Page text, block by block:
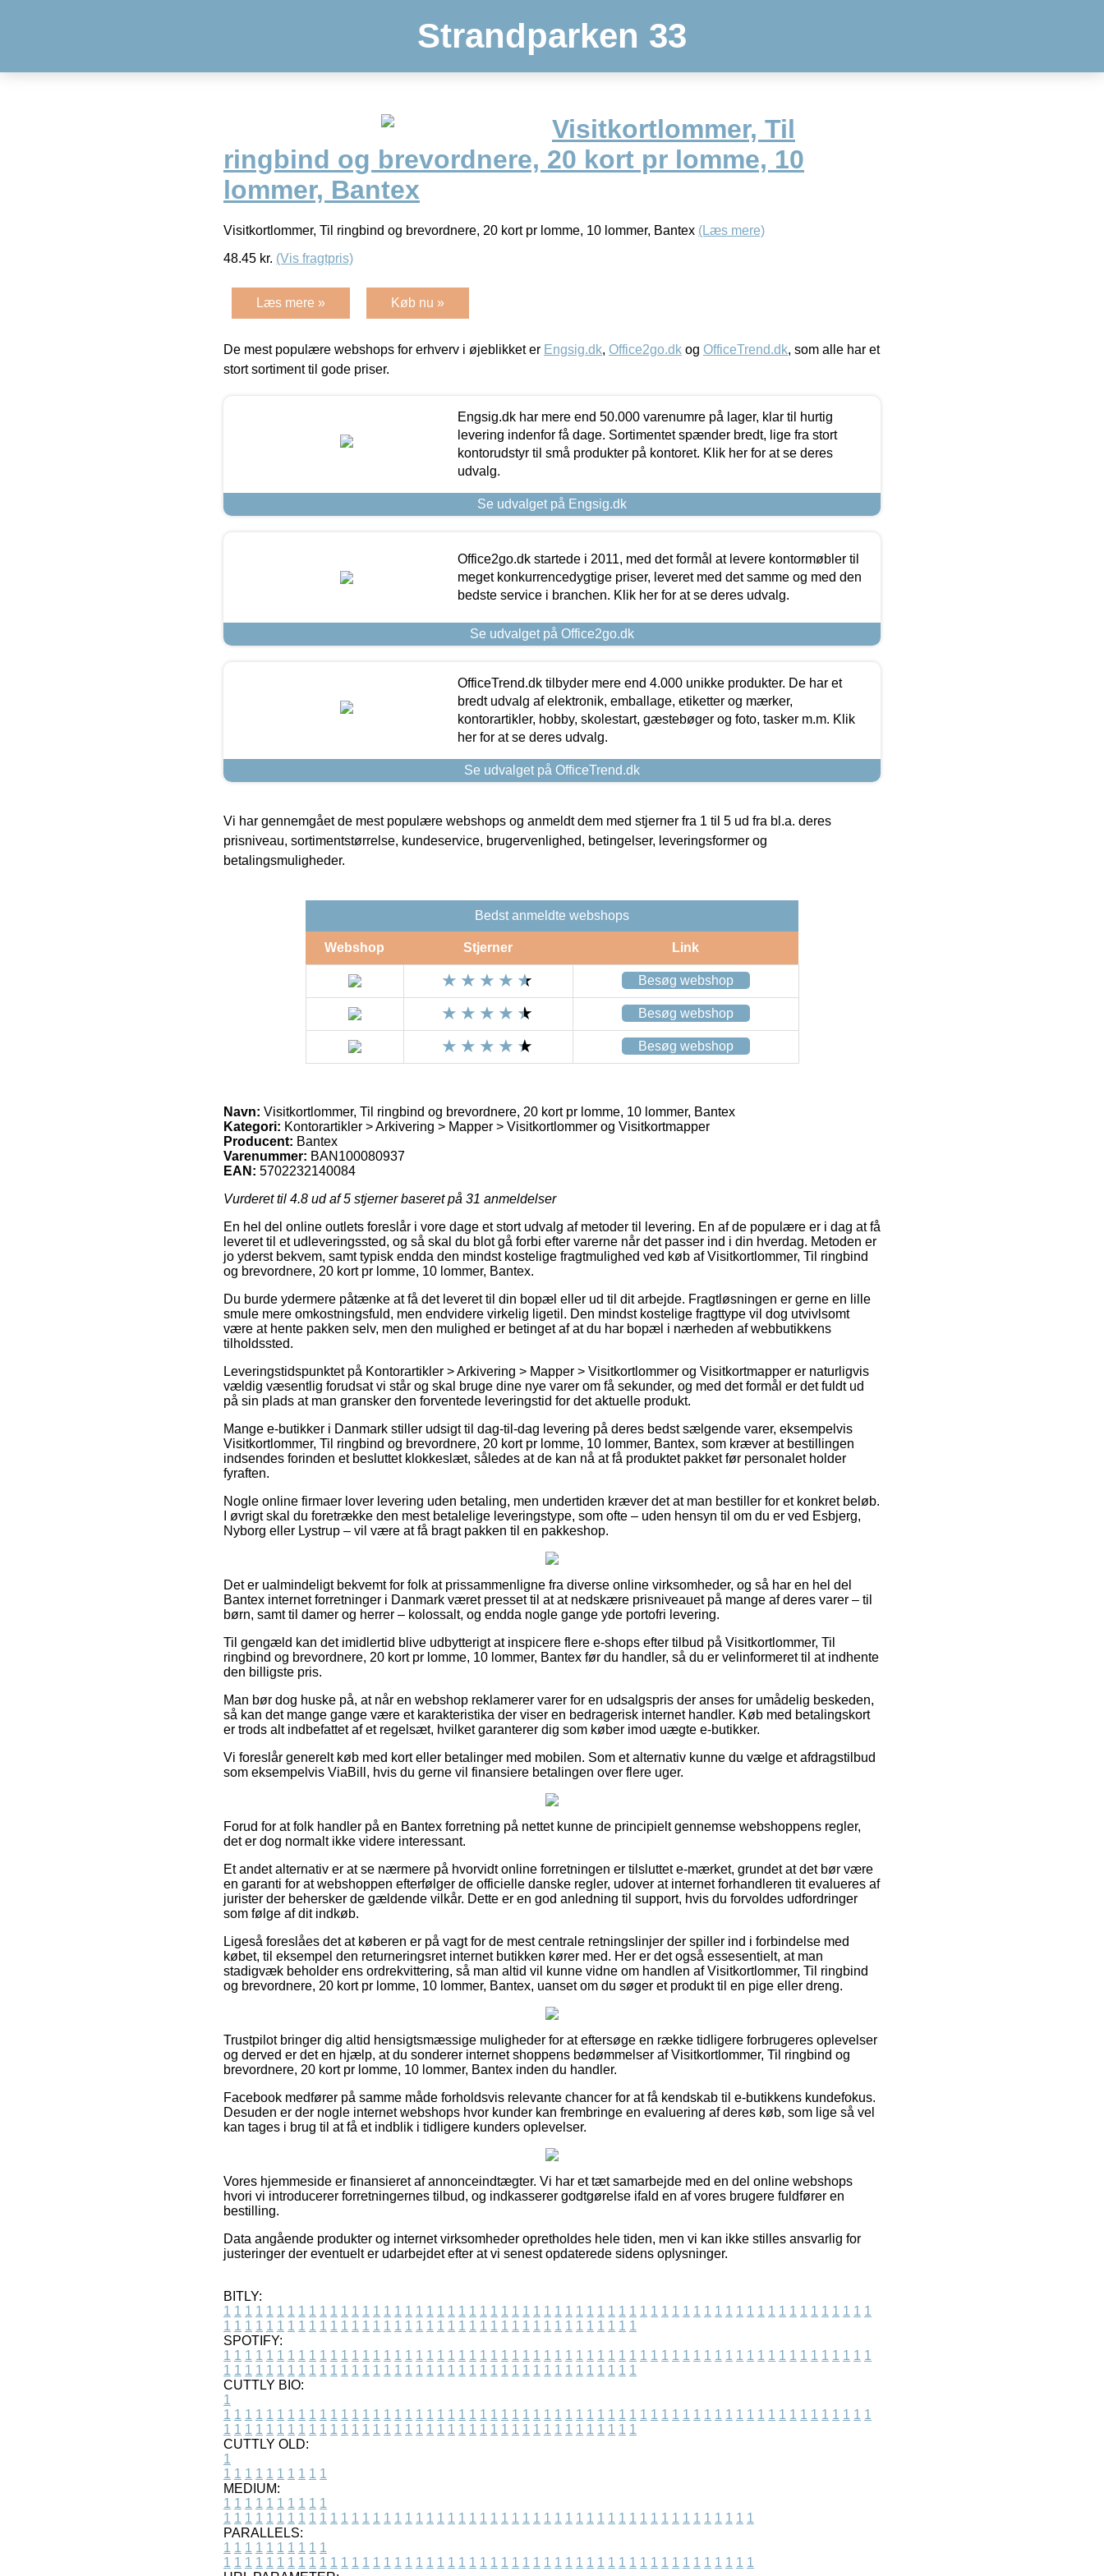
Strandparken 33
Visitkortlommer, Til
ringbind og brevordnere, 20 kort pr lomme, 10
lommer, Bantex
Visitkortlommer, Til ringbind og brevordnere, 20 kort pr lomme, 10 lommer, Bantex (Læs mere)
48.45 kr. (Vis fragtpris)
Læs mere » Køb nu »
De mest populære webshops for erhverv i øjeblikket er Engsig.dk, Office2go.dk og OfficeTrend.dk, som alle har et
stort sortiment til gode priser.
Engsig.dk har mere end 50.000 varenumre på lager, klar til hurtig
levering indenfor få dage. Sortimentet spænder bredt, lige fra stort
kontorudstyr til små produkter på kontoret. Klik her for at se deres
udvalg.
Se udvalget på Engsig.dk
Office2go.dk startede i 2011, med det formål at levere kontormøbler til
meget konkurrencedygtige priser, leveret med det samme og med den
bedste service i branchen. Klik her for at se deres udvalg.
Se udvalget på Office2go.dk
OfficeTrend.dk tilbyder mere end 4.000 unikke produkter. De har et
bredt udvalg af elektronik, emballage, etiketter og mærker,
kontorartikler, hobby, skolestart, gæstebøger og foto, tasker m.m. Klik
her for at se deres udvalg.
Se udvalget på OfficeTrend.dk
Vi har gennemgået de mest populære webshops og anmeldt dem med stjerner fra 1 til 5 ud fra bl.a. deres
prisniveau, sortimentstørrelse, kundeservice, brugervenlighed, betingelser, leveringsformer og
betalingsmuligheder.
Bedst anmeldte webshops
Webshop Stjerner Link
Besøg webshop
Besøg webshop
Besøg webshop
Navn: Visitkortlommer, Til ringbind og brevordnere, 20 kort pr lomme, 10 lommer, Bantex
Kategori: Kontorartikler > Arkivering > Mapper > Visitkortlommer og Visitkortmapper
Producent: Bantex
Varenummer: BAN100080937
EAN: 5702232140084
Vurderet til 4.8 ud af 5 stjerner baseret på 31 anmeldelser
En hel del online outlets foreslår i vore dage et stort udvalg af metoder til levering. En af de populære er i dag at få
leveret til et udleveringssted, og så skal du blot gå forbi efter varerne når det passer ind i din hverdag. Metoden er
jo yderst bekvem, samt typisk endda den mindst kostelige fragtmulighed ved køb af Visitkortlommer, Til ringbind
og brevordnere, 20 kort pr lomme, 10 lommer, Bantex.
Du burde ydermere påtænke at få det leveret til din bopæl eller ud til dit arbejde. Fragtløsningen er gerne en lille
smule mere omkostningsfuld, men endvidere virkelig ligetil. Den mindst kostelige fragttype vil dog utvivlsomt
være at hente pakken selv, men den mulighed er betinget af at du har bopæl i nærheden af webbutikkens
tilholdssted.
Leveringstidspunktet på Kontorartikler > Arkivering > Mapper > Visitkortlommer og Visitkortmapper er naturligvis
vældig væsentlig forudsat vi står og skal bruge dine nye varer om få sekunder, og med det formål er det fuldt ud
på sin plads at man gransker den forventede leveringstid for det aktuelle produkt.
Mange e-butikker i Danmark stiller udsigt til dag-til-dag levering på deres bedst sælgende varer, eksempelvis
Visitkortlommer, Til ringbind og brevordnere, 20 kort pr lomme, 10 lommer, Bantex, som kræver at bestillingen
indsendes forinden et besluttet klokkeslæt, således at de kan nå at få produktet pakket før personalet holder
fyraften.
Nogle online firmaer lover levering uden betaling, men undertiden kræver det at man bestiller for et konkret beløb.
I øvrigt skal du foretrække den mest betalelige leveringstype, som ofte – uden hensyn til om du er ved Esbjerg,
Nyborg eller Lystrup – vil være at få bragt pakken til en pakkeshop.
Det er ualmindeligt bekvemt for folk at prissammenligne fra diverse online virksomheder, og så har en hel del
Bantex internet forretninger i Danmark været presset til at at nedskære prisniveauet på mange af deres varer – til
børn, samt til damer og herrer – kolossalt, og endda nogle gange yde portofri levering.
Til gengæld kan det imidlertid blive udbytterigt at inspicere flere e-shops efter tilbud på Visitkortlommer, Til
ringbind og brevordnere, 20 kort pr lomme, 10 lommer, Bantex før du handler, så du er velinformeret til at indhente
den billigste pris.
Man bør dog huske på, at når en webshop reklamerer varer for en udsalgspris der anses for umådelig beskeden,
så kan det mange gange være et karakteristika der viser en bedragerisk internet handler. Køb med betalingskort
er trods alt indbefattet af et regelsæt, hvilket garanterer dig som køber imod uægte e-butikker.
Vi foreslår generelt køb med kort eller betalinger med mobilen. Som et alternativ kunne du vælge et afdragstilbud
som eksempelvis ViaBill, hvis du gerne vil finansiere betalingen over flere uger.
Forud for at folk handler på en Bantex forretning på nettet kunne de principielt gennemse webshoppens regler,
det er dog normalt ikke videre interessant.
Et andet alternativ er at se nærmere på hvorvidt online forretningen er tilsluttet e-mærket, grundet at det bør være
en garanti for at webshoppen efterfølger de officielle danske regler, udover at internet forhandleren tit evalueres af
jurister der behersker de gældende vilkår. Dette er en god anledning til support, hvis du forvoldes udfordringer
som følge af dit indkøb.
Ligeså foreslåes det at køberen er på vagt for de mest centrale retningslinjer der spiller ind i forbindelse med
købet, til eksempel den returneringsret internet butikken kører med. Her er det også essesentielt, at man
stadigvæk beholder ens ordrekvittering, så man altid vil kunne vidne om handlen af Visitkortlommer, Til ringbind
og brevordnere, 20 kort pr lomme, 10 lommer, Bantex, uanset om du søger et produkt til en pige eller dreng.
Trustpilot bringer dig altid hensigtsmæssige muligheder for at eftersøge en række tidligere forbrugeres oplevelser
og derved er det en hjælp, at du sonderer internet shoppens bedømmelser af Visitkortlommer, Til ringbind og
brevordnere, 20 kort pr lomme, 10 lommer, Bantex inden du handler.
Facebook medfører på samme måde forholdsvis relevante chancer for at få kendskab til e-butikkens kundefokus.
Desuden er der nogle internet webshops hvor kunder kan frembringe en evaluering af deres køb, som lige så vel
kan tages i brug til at få et indblik i tidligere kunders oplevelser.
Vores hjemmeside er finansieret af annonceindtægter. Vi har et tæt samarbejde med en del online webshops
hvori vi introducerer forretningernes tilbud, og indkasserer godtgørelse ifald en af vores brugere fuldfører en
bestilling.
Data angående produkter og internet virksomheder opretholdes hele tiden, men vi kan ikke stilles ansvarlig for
justeringer der eventuelt er udarbejdet efter at vi senest opdaterede sidens oplysninger.
BITLY:
1 1 1 1 1 1 1 1 1 1 1 1 1 1 1 1 1 1 1 1 1 1 1 1 1 1 1 1 1 1 1 1 1 1 1 1 1 1 1 1 1 1 1 1 1 1 1 1 1 1 1 1 1 1 1 1 1 1 1 1 1
1 1 1 1 1 1 1 1 1 1 1 1 1 1 1 1 1 1 1 1 1 1 1 1 1 1 1 1 1 1 1 1 1 1 1 1 1 1 1
SPOTIFY:
1 1 1 1 1 1 1 1 1 1 1 1 1 1 1 1 1 1 1 1 1 1 1 1 1 1 1 1 1 1 1 1 1 1 1 1 1 1 1 1 1 1 1 1 1 1 1 1 1 1 1 1 1 1 1 1 1 1 1 1 1
1 1 1 1 1 1 1 1 1 1 1 1 1 1 1 1 1 1 1 1 1 1 1 1 1 1 1 1 1 1 1 1 1 1 1 1 1 1 1
CUTTLY BIO:
1
1 1 1 1 1 1 1 1 1 1 1 1 1 1 1 1 1 1 1 1 1 1 1 1 1 1 1 1 1 1 1 1 1 1 1 1 1 1 1 1 1 1 1 1 1 1 1 1 1 1 1 1 1 1 1 1 1 1 1 1 1
1 1 1 1 1 1 1 1 1 1 1 1 1 1 1 1 1 1 1 1 1 1 1 1 1 1 1 1 1 1 1 1 1 1 1 1 1 1 1
CUTTLY OLD:
1
1 1 1 1 1 1 1 1 1 1
MEDIUM:
1 1 1 1 1 1 1 1 1 1
1 1 1 1 1 1 1 1 1 1 1 1 1 1 1 1 1 1 1 1 1 1 1 1 1 1 1 1 1 1 1 1 1 1 1 1 1 1 1 1 1 1 1 1 1 1 1 1 1 1
PARALLELS:
1 1 1 1 1 1 1 1 1 1
1 1 1 1 1 1 1 1 1 1 1 1 1 1 1 1 1 1 1 1 1 1 1 1 1 1 1 1 1 1 1 1 1 1 1 1 1 1 1 1 1 1 1 1 1 1 1 1 1 1